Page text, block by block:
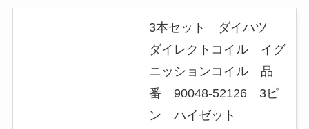
3本セット ダイハツ
ダイレクトコイル イグ
ニッションコイル 品
番 90048-52126 3ピ
ン ハイゼット